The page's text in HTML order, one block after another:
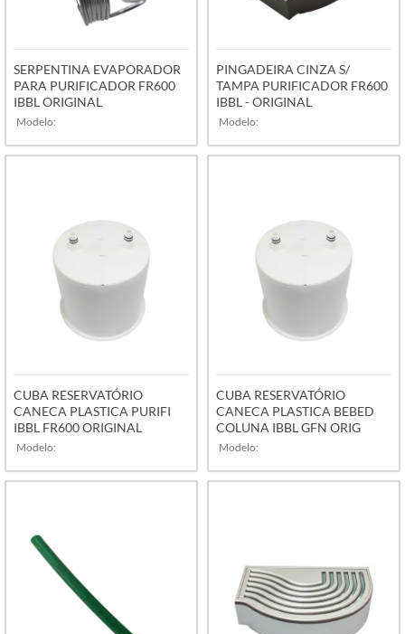
SERPENTINA EVAPORADOR
PARA PURIFICADOR FR600
IBBL ORIGINAL
Modelo:
PINGADEIRA CINZA S/
TAMPA PURIFICADOR FR600
IBBL - ORIGINAL
Modelo:
CUBA RESERVATÓRIO
CANECA PLASTICA PURIFI
IBBL FR600 ORIGINAL
Modelo:
VER MAIS
CUBA RESERVATÓRIO
CANECA PLASTICA BEBED
COLUNA IBBL GFN ORIG
Modelo: